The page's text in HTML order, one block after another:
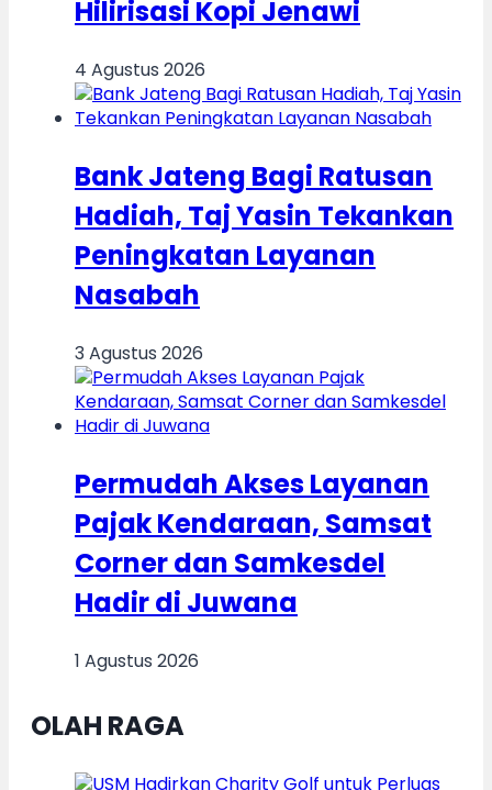
Hilirisasi Kopi Jenawi
4 Agustus 2026
Bank Jateng Bagi Ratusan
Hadiah, Taj Yasin Tekankan
Peningkatan Layanan
Nasabah
3 Agustus 2026
Permudah Akses Layanan
Pajak Kendaraan, Samsat
Corner dan Samkesdel
Hadir di Juwana
1 Agustus 2026
OLAH RAGA